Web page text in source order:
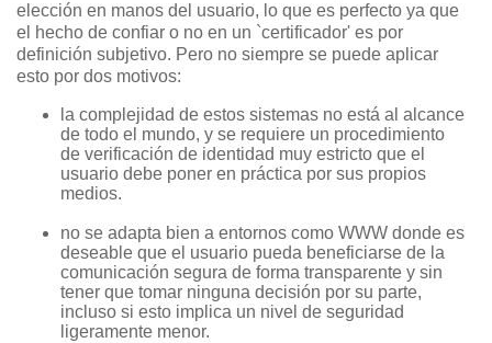
elección en manos del usuario, lo que es perfecto ya que
el hecho de confiar o no en un `certificador' es por
definición subjetivo. Pero no siempre se puede aplicar
esto por dos motivos:
la complejidad de estos sistemas no está al alcance
de todo el mundo, y se requiere un procedimiento
de verificación de identidad muy estricto que el
usuario debe poner en práctica por sus propios
medios.
no se adapta bien a entornos como WWW donde es
deseable que el usuario pueda beneficiarse de la
comunicación segura de forma transparente y sin
tener que tomar ninguna decisión por su parte,
incluso si esto implica un nivel de seguridad
ligeramente menor.